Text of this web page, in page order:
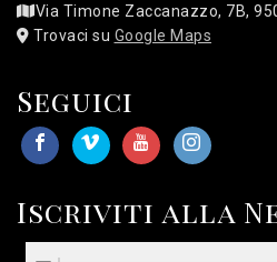
Via Timone Zaccanazzo, 7B,
Trovaci su Google Maps
Seguici
Iscriviti alla